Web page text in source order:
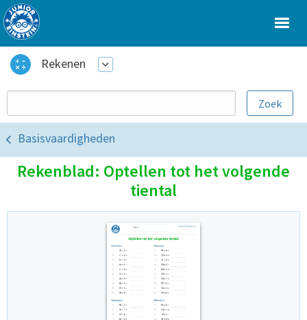
Rekenen
Basisvaardigheden
Rekenblad: Optellen tot het volgende
tiental